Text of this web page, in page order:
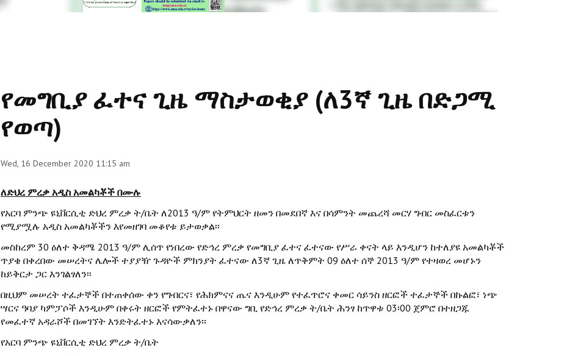
የመግቢያ ፈተና ጊዜ ማስታወቂያ (ለ3ኛ ጊዜ በድጋሚ
የወጣ)
Wed, 16 December 2020 11:15 am
ለድህረ ምረቃ አዲስ አመልካቾች በሙሉ
የአርባ ምንጭ ዩኒቨርሲቲ ድህረ ምረቃ ት/ቤት ለ2013 ዓ/ም የትምህርት ዘመን በመደበኛ እና በሳምንት መጨረሻ መርሃ ግብር መስፈርቱን
የሚያሟሉ አዲስ አመልካቾችን እየመዘገባ መቆየቱ ይታወቃል፡፡
መስከረም 30 ዕለተ ቅዳሜ 2013 ዓ/ም ሊሰጥ የነበረው የድኅረ ምረቃ የመግቢያ ፈተና ፈተናው የሥራ ቀናት ላይ እንዲሆን ከተለያዩ አመልካቾች
ጥያቄ በቀረበው መሠረትና ሌሎች ተያያዥ ጉዳዮች ምክንያት ፈተናው ለ3ኛ ጊዜ ለጥቅምት 09 ዕለተ ሰኞ 2013 ዓ/ም የተዛወረ መሆኑን
ከይቅርታ ጋር እንገልፃለን፡፡
በዚህም መሠረት ተፈታኞች በተጠቀሰው ቀን የግብርና፣ የሕክምናና ጤና እንዲሁም የተፈጥሮና ቀመር ሳይንስ ዘርፎች ተፈታኞች በኩልፎ፣ ነጭ
ሣርና ዓባያ ካምፓሶች እንዲሁም በቀሩት ዘርፎች የምትፈተኑ በዋናው ግቢ የድኅረ ምረቃ ት/ቤት ሕንፃ ከጥዋቱ 03፡00 ጀምሮ በተዘጋጁ
የመፈተኛ አዳራሾች በመገኘት እንድትፈተኑ እናሳውቃለን፡፡
የአርባ ምንጭ ዩኒቨርሲቲ ድህረ ምረቃ ት/ቤት